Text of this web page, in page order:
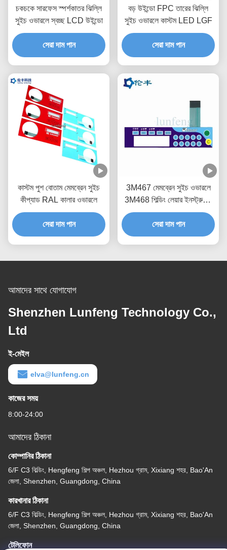
চকচকে সারফেস স্পর্শকাতর ঝিল্লি
সুইচ ওভারলে স্বচ্ছ LCD উইন্ডো
সেরা দাম পান
বড় উইন্ডো FPC তারের ঝিল্লি
সুইচ ওভারলে কাস্টম LED LGF
সেরা দাম পান
কাস্টম পুশ বোতাম মেমব্রেন সুইচ
কীপ্যাড RAL কালার ওভারলে
সেরা দাম পান
3M467 মেমব্রেন সুইচ ওভারলে
3M468 শিল্ডিং লেয়ার ইনস্ট্রুমেন্ট
প্যানেল ওভারলে
সেরা দাম পান
আমাদের সাথে যোগাযোগ
Shenzhen Lunfeng Technology Co.,
Ltd
ই-মেইল
elva@lunfeng.cn
কাজের সময়
8:00-24:00
আমাদের ঠিকানা
কোম্পানির ঠিকানা
6/F C3 বিল্ডিং, Hengfeng শিল্প অঞ্চল, Hezhou গ্রাম, Xixiang শহর, Bao'An
জেলা, Shenzhen, Guangdong, China
কারখানার ঠিকানা
6/F C3 বিল্ডিং, Hengfeng শিল্প অঞ্চল, Hezhou গ্রাম, Xixiang শহর, Bao'An
জেলা, Shenzhen, Guangdong, China
টেলিফোন